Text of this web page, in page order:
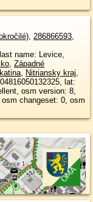
, 286866593,
, Západné
, Nitriansky kraj,
lat:
osm version: 8,
changeset: 0, osm